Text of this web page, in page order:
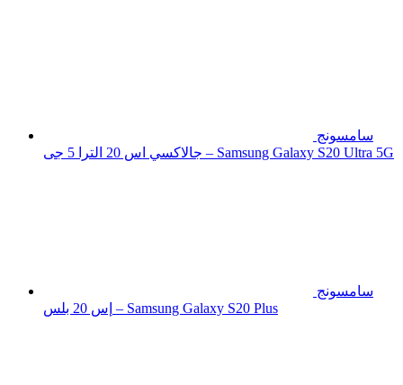
سامسونج
جالاكسي اس 20 الترا 5 جى – Samsung Galaxy S20 Ultra 5G
سامسونج
إس 20 بلس – Samsung Galaxy S20 Plus